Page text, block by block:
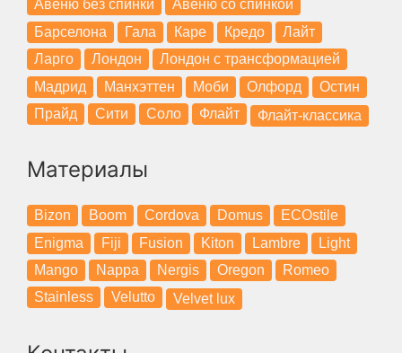
Авеню без спинки
Авеню со спинкой
Барселона
Гала Каре Кредо
Лайт
Ларго
Лондон
Лондон с трансформацией
Мадрид
Манхэттен Моби Олфорд
Остин
Прайд
Сити Соло Флайт Флайт-классика
Материалы
Bizon Boom Cordova Domus
ECOstile
Enigma
Fiji Fusion Kiton Lambre
Light
Mango
Nappa Nergis Oregon
Romeo
Stainless
Velutto Velvet lux